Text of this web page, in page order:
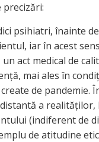
psihiatri, înainte
iar în acest
act medical de
mai ales în
de pandemie.
a realităților,
(indiferent de
de atitudine